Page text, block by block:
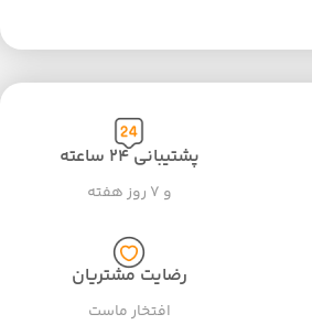
پشتیبانی ۲۴ ساعته
و ۷ روز هفته
رضایت مشتریان
افتخار ماست